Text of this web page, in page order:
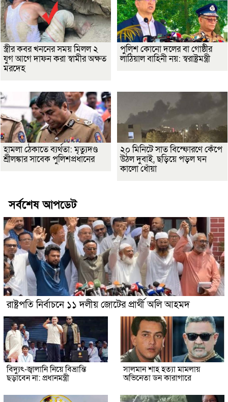
স্ত্রীর কবর খননের সময় মিলল ২
যুগ আগে দাফন করা স্বামীর অক্ষত
মরদেহ
পুলিশ কোনো দলের বা গোষ্ঠীর
লাঠিয়াল বাহিনী নয়: স্বরাষ্ট্রমন্ত্রী
হামলা ঠেকাতে ব্যর্থতা: মৃত্যুদণ্ড
শ্রীলঙ্কার সাবেক পুলিশপ্রধানের
২০ মিনিটে সাত বিস্ফোরণে কেঁপে
উঠল দুবাই, ছড়িয়ে পড়ল ঘন
কালো ধোঁয়া
সর্বশেষ আপডেট
রাষ্ট্রপতি নির্বাচনে ১১ দলীয় জোটের প্রার্থী অলি আহমদ
বিদ্যুৎ-জ্বালানি নিয়ে বিভ্রান্তি
ছড়াবেন না: প্রধানমন্ত্রী
সালমান শাহ হত্যা মামলায়
অভিনেতা ডন কারাগারে